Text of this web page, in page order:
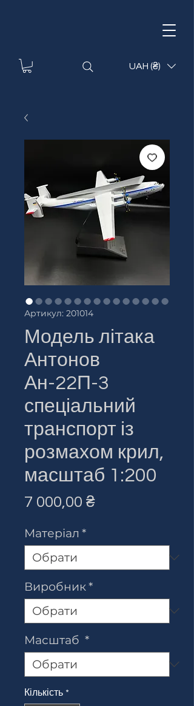
UAH (₴)
Артикул: 201014
Модель літака
Антонов
Ан-22П-3
спеціальний
транспорт із
розмахом крил,
масштаб 1:200
7 000,00 ₴Ціна
Матеріал *
Виробник*
Масштаб *
Кількість *